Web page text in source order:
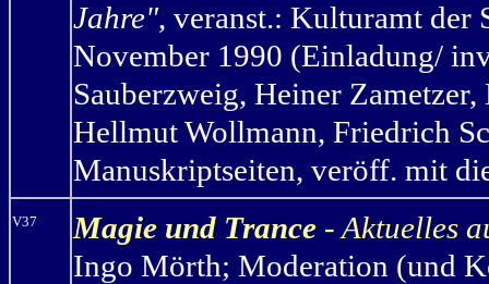
Jahre", veranst.: Kulturamt
November 1990 (Einladung/
Sauberzweig, Heiner
Hellmut Wollmann, Friedrich
Manuskriptseiten, veröff. mit
V37 Magie und Trance - Aktuelles
Ingo Mörth; Moderation (und